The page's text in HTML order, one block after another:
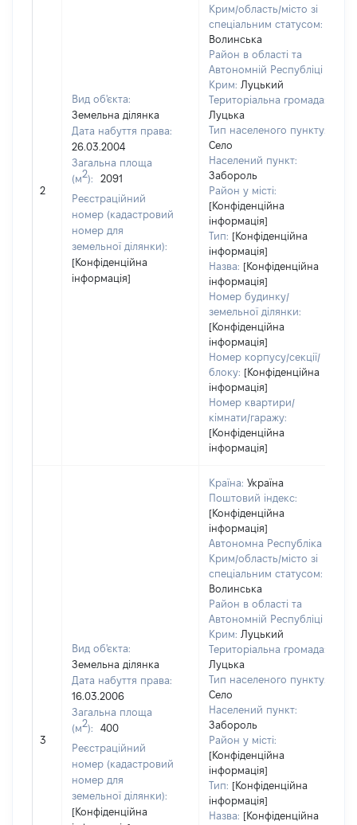
2
Вид об'єкта:
Земельна ділянка
Дата набуття права:
26.03.2004
Загальна площа
(м2):
2091
Реєстраційний
номер (кадастровий
номер для
земельної ділянки):
[Конфіденційна
інформація]
Крим/область/місто зі
спеціальним статусом:
Волинська
Район в області та
Автономній Республіці
Крим: Луцький
Територіальна громада:
Луцька
Тип населеного пункту:
Село
Населений пункт:
Забороль
Район у місті:
[Конфіденційна
інформація]
Тип: [Конфіденційна
інформація]
Назва: [Конфіденційна
інформація]
Номер будинку/
земельної ділянки:
[Конфіденційна
інформація]
Номер корпусу/секції/
блоку: [Конфіденційна
інформація]
Номер квартири/
кімнати/гаражу:
[Конфіденційна
інформація]
3
Вид об'єкта:
Земельна ділянка
Дата набуття права:
16.03.2006
Загальна площа
(м2):
400
Реєстраційний
номер (кадастровий
номер для
земельної ділянки):
[Конфіденційна
Країна: Україна
Поштовий індекс:
[Конфіденційна
інформація]
Автономна Республіка
Крим/область/місто зі
спеціальним статусом:
Волинська
Район в області та
Автономній Республіці
Крим: Луцький
Територіальна громада:
Луцька
Тип населеного пункту:
Село
Населений пункт:
Забороль
Район у місті:
[Конфіденційна
інформація]
Тип: [Конфіденційна
інформація]
Назва: [Конфіденційна